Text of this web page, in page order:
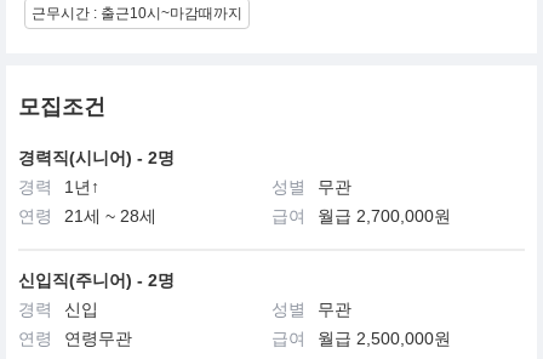
근무시간 : 출근10시~마감때까지
모집조건
경력직(시니어) - 2명
경력
1년↑ 성별
무관
연령
21세 ~ 28세 급여 월급 2,700,000원
신입직(주니어) - 2명
경력
신입 성별
무관
연령
연령무관 급여 월급 2,500,000원